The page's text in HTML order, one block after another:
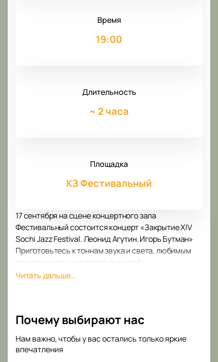
Время
19:00
Длительность
~ 2 часа
Площадка
КЗ Фестивальный
17 сентября на сцене концертного зала
Фестивальный состоится концерт «Закрытие XIV
Sochi Jazz Festival. Леонид Агутин. Игорь Бутман»
Приготовьтесь к тоннам звука и света, любимым
композициям и невероятному шоу!
В рамках концерта вы услышите как самые
Игорь Бутман».
Агутин. Игорь Бутман» – это всегда море позитива,
драйва, самых ярких эмоций, которые только
Читать дальше...
Почему выбирают нас
Нам важно, чтобы у вас остались только яркие
впечатления